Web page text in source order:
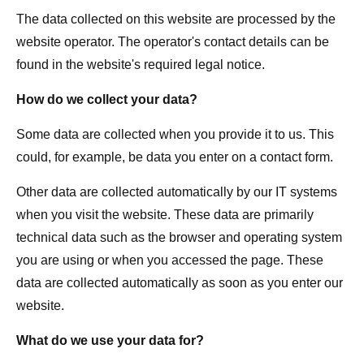
The data collected on this website are processed by the
website operator. The operator's contact details can be
found in the website's required legal notice.
How do we collect your data?
Some data are collected when you provide it to us. This
could, for example, be data you enter on a contact form.
Other data are collected automatically by our IT systems
when you visit the website. These data are primarily
technical data such as the browser and operating system
you are using or when you accessed the page. These
data are collected automatically as soon as you enter our
website.
What do we use your data for?